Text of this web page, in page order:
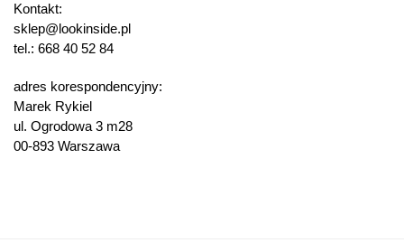
Kontakt:
sklep@lookinside.pl
tel.: 668 40 52 84
adres korespondencyjny:
Marek Rykiel
ul. Ogrodowa 3 m28
00-893 Warszawa